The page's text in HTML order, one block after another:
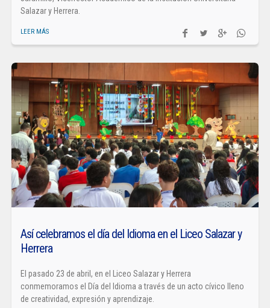
Salazar y Herrera.
LEER MÁS
Así celebramos el día del Idioma en el Liceo Salazar y
Herrera
El pasado 23 de abril, en el Liceo Salazar y Herrera
conmemoramos el Día del Idioma a través de un acto cívico lleno
de creatividad, expresión y aprendizaje.